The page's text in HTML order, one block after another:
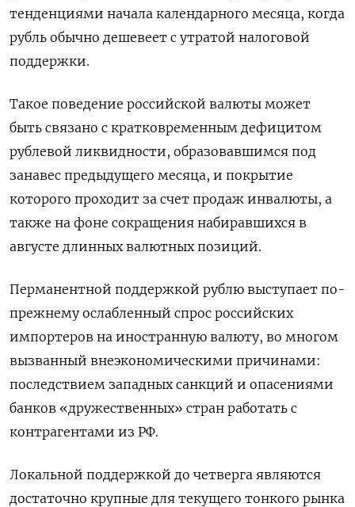
тенденциями начала календарного месяца, когда
рубль обычно дешевеет с утратой налоговой
поддержки.
Такое поведение российской валюты может
быть связано с кратковременным дефицитом
рублевой ликвидности, образовавшимся под
занавес предыдущего месяца, и покрытие
которого проходит за счет продаж инвалюты, а
также на фоне сокращения набиравшихся в
августе длинных валютных позиций.
Перманентной поддержкой рублю выступает по-
прежнему ослабленный спрос российских
импортеров на иностранную валюту, во многом
вызванный внеэкономическими причинами:
последствием западных санкций и опасениями
банков «дружественных» стран работать с
контрагентами из РФ.
Локальной поддержкой до четверга являются
достаточно крупные для текущего тонкого рынка